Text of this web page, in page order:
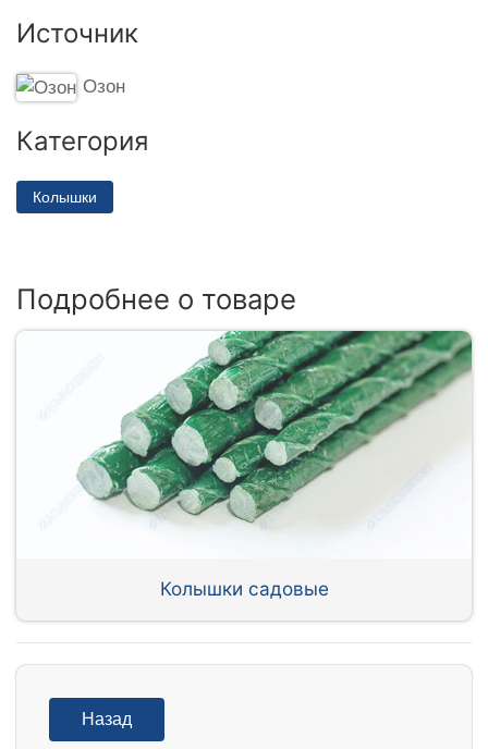
Источник
Озон
Категория
Колышки
Подробнее о товаре
Колышки садовые
Назад